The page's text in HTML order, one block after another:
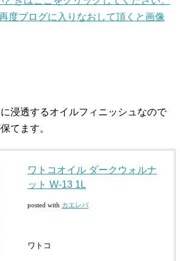
度ブログに入りなおして頂くと画像
浸透するオイルフィニッシュなので
てます。
ワトコオイル ダークウォルナ
ット W-13 1L
posted with カエレバ
ワトコ